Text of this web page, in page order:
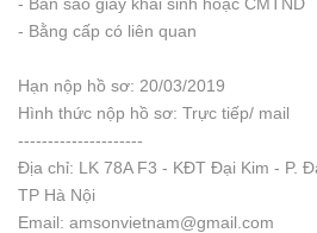
- Bằng cấp có liên quan
Hạn nộp hồ sơ: 20/03/2019
Hình thức nộp hồ sơ: Trực tiếp/ mail
---------------------
Địa chỉ: LK 78A F3 - KĐT Đại Kim - P.
TP Hà Nội
Email: amsonvietnam@gmail.com